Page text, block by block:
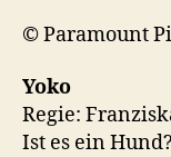
© Paramount
Yoko
Regie:
Ist es ein